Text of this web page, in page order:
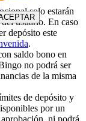
solo estarán
usuario. En caso
depósito este
.
saldo bono en
no podrá ser
de la misma
de depósito y
por un
ni podrá